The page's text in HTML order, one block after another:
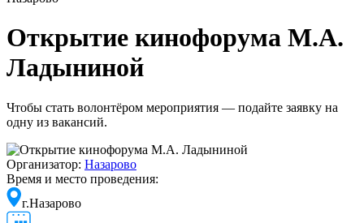
Открытие кинофорума М.А.
Ладыниной
Чтобы стать волонтёром мероприятия — подайте заявку на
одну из вакансий.
Организатор: Назарово
Время и место проведения:
г.Назарово